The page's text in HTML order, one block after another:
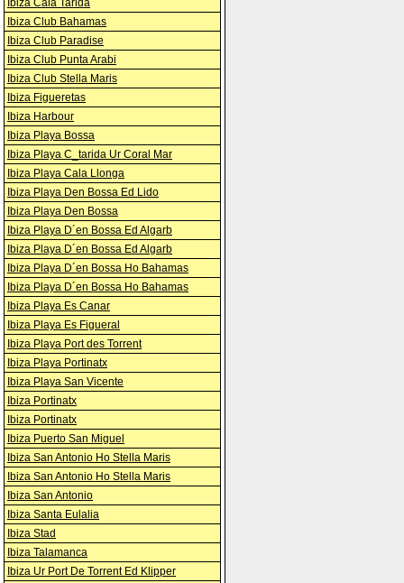
Ibiza Cala Tarida
Ibiza Club Bahamas
Ibiza Club Paradise
Ibiza Club Punta Arabi
Ibiza Club Stella Maris
Ibiza Figueretas
Ibiza Harbour
Ibiza Playa Bossa
Ibiza Playa C_tarida Ur Coral Mar
Ibiza Playa Cala Llonga
Ibiza Playa Den Bossa Ed Lido
Ibiza Playa Den Bossa
Ibiza Playa D´en Bossa Ed Algarb
Ibiza Playa D´en Bossa Ed Algarb
Ibiza Playa D´en Bossa Ho Bahamas
Ibiza Playa D´en Bossa Ho Bahamas
Ibiza Playa Es Canar
Ibiza Playa Es Figueral
Ibiza Playa Port des Torrent
Ibiza Playa Portinatx
Ibiza Playa San Vicente
Ibiza Portinatx
Ibiza Portinatx
Ibiza Puerto San Miguel
Ibiza San Antonio Ho Stella Maris
Ibiza San Antonio Ho Stella Maris
Ibiza San Antonio
Ibiza Santa Eulalia
Ibiza Stad
Ibiza Talamanca
Ibiza Ur Port De Torrent Ed Klipper